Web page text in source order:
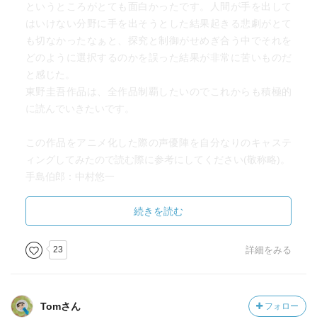
p262
「忘れてはならないのは」ようやく楓がいった。
「根拠のない憶測を口にしても何の意味もないってことで
す。それが悲観的なものである場合には、余計に。だっ
て、誰も勇気づけられないじゃないですか」
底信じているわけではかく、何らかの覚悟は抱えているの
だと察せられた。
「ご存知かもしれないけど、矢神家の先祖は代々医学界に
大きな功績を残していて、それが豊かな富を生み出しまし
た。
跡を残さねばと焦っていたんです。
そんな彼が憧れたのは、画期的な発見とか発明でした。
というところがとても面白かったです。人間が手を出して
はいけない分野に手を出そうとした結果起きる悲劇がとて
も切なかったなぁと、探究と制御がせめぎ合う中でそれを
どのように選択するのかを誤った結果が非常に苦いものだ
と感じた。
東野圭吾作品は、全作品制覇したいのでこれからも積極的
に読んでいきたいです。
この作品をアニメ化した際の声優陣を自分なりのキャステ
ィングしてみたので読む際に参考にしてください(敬称略)。
手島伯郎：中村悠一
矢神康治：古川登志夫
矢神勇磨：杉田智和
矢神波恵：勝生真沙子
支倉祥子：田中真弓
支倉百合華：佐倉綾音
続きを読む
23 詳細をみる
Tomさん フォロー